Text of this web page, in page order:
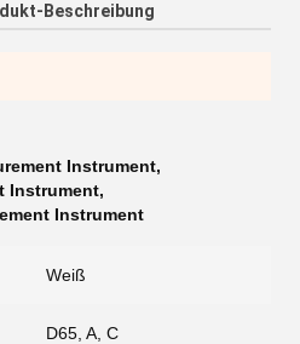
Beschreibung
Instrument,
Instrument,
Instrument
Weiß
D65, A, C